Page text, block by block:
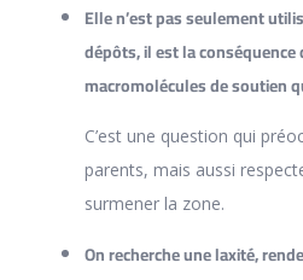
Elle n’est pas seulement
dépôts, il est la conséquence
macromolécules de soutien
C’est une question qui
parents, mais aussi
surmener la zone.
On recherche une laxité,